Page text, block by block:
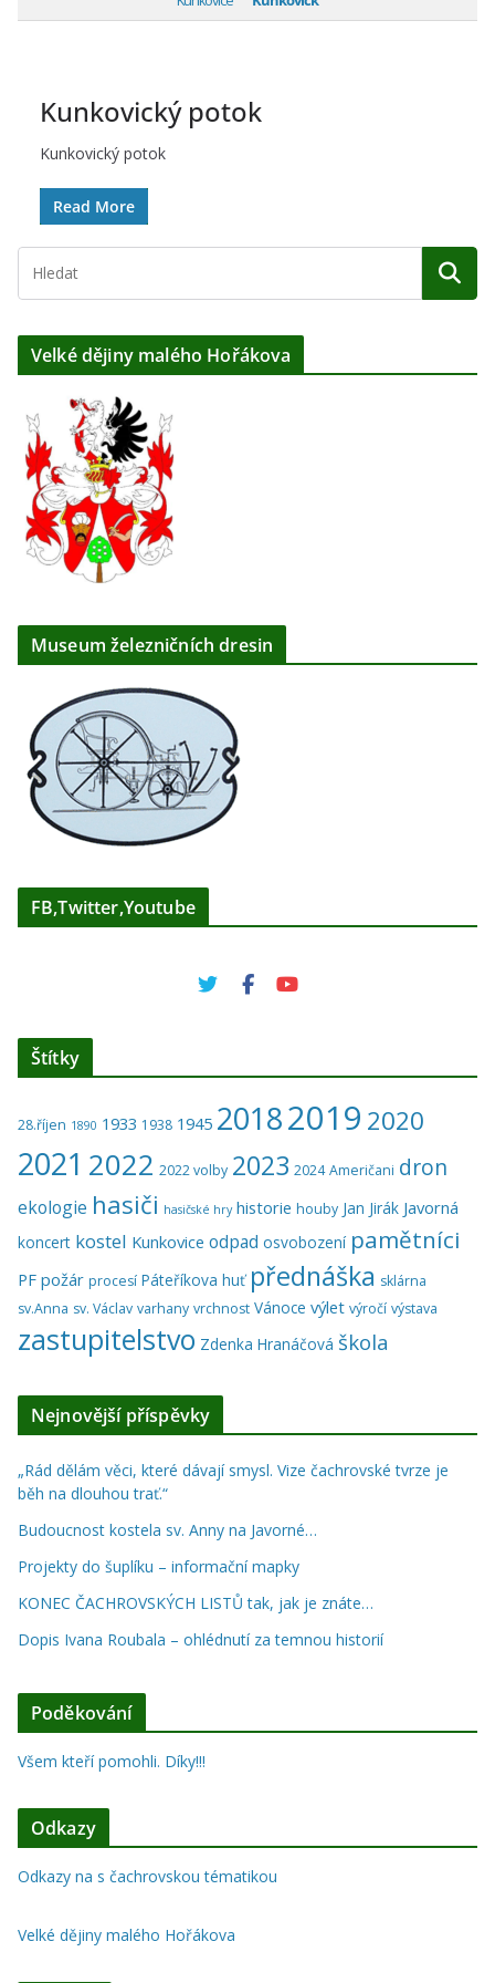
Kunkovický potok
Kunkovický potok
Read More
Velké dějiny malého Hořákova
Museum železničních dresin
FB,Twitter,Youtube
Štítky
28.říjen 1890 1933 1938 1945 20182019 2020
2021 2022 2022 volby 2023 2024 Američani dron
ekologie hasiči hasičské hry historie houby Jan Jirák Javorná
koncert kostel Kunkovice odpad osvobození pamětníci
PF požár procesí Páteříkova huť přednáška sklárna
sv.Anna sv. Václav varhany vrchnost Vánoce výlet výročí výstava
zastupitelstvo Zdenka Hranáčová škola
Nejnovější příspěvky
„Rád dělám věci, které dávají smysl. Vize čachrovské tvrze je
běh na dlouhou trať.“
Budoucnost kostela sv. Anny na Javorné…
Projekty do šuplíku – informační mapky
KONEC ČACHROVSKÝCH LISTŮ tak, jak je znáte…
Dopis Ivana Roubala – ohlédnutí za temnou historií
Poděkování
Všem kteří pomohli. Díky!!!
Odkazy
Odkazy na s čachrovskou tématikou
Velké dějiny malého Hořákova